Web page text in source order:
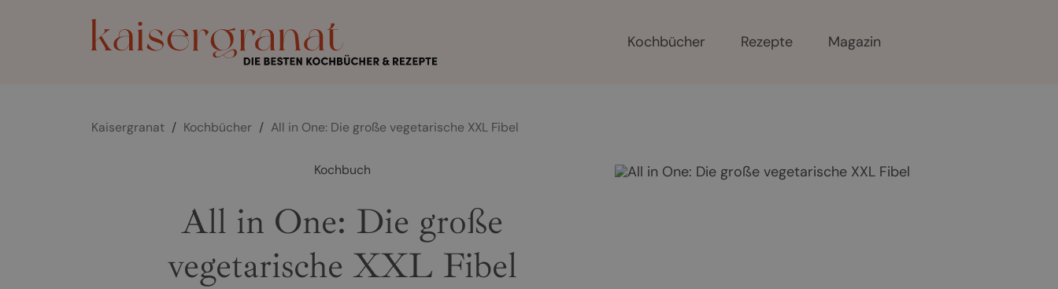
Kochbücher Rezepte Magazin
Kaisergranat / Kochbücher / All in One: Die große vegetarische XXL Fibel
Kochbuch
All in One: Die große
vegetarische XXL Fibel